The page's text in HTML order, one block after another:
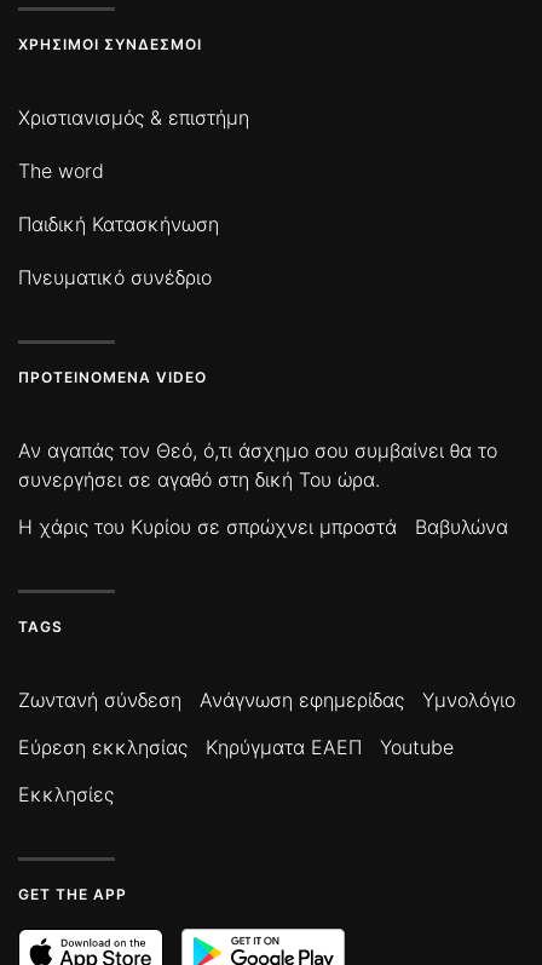
ΧΡΉΣΙΜΟΙ ΣΎΝΔΕΣΜΟΙ
Χριστιανισμός & επιστήμη
The word
Παιδική Κατασκήνωση
Πνευματικό συνέδριο
ΠΡΟΤΕΙΝΌΜΕΝΑ VIDEO
Αν αγαπάς τον Θεό, ό,τι άσχημο σου συμβαίνει θα το
συνεργήσει σε αγαθό στη δική Του ώρα.
Η χάρις του Κυρίου σε σπρώχνει μπροστά
Βαβυλώνα
TAGS
Ζωντανή σύνδεση Ανάγνωση εφημερίδας
Υμνολόγιο
Εύρεση εκκλησίας
Κηρύγματα ΕΑΕΠ
Youtube
Εκκλησίες
GET THE APP